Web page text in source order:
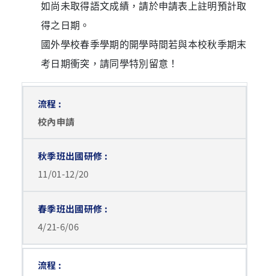
如尚未取得語文成績，請於申請表上註明預計取
得之日期。
國外學校春季學期的開學時間若與本校秋季期末
考日期衝突，請同學特別留意！
校內申請
11/01-12/20
4/21-6/06